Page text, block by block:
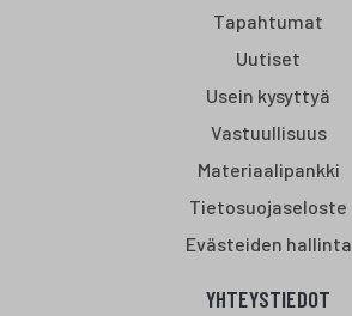
Tapahtumat
Uutiset
Usein kysyttyä
Vastuullisuus
Materiaalipankki
Tietosuojaseloste
Evästeiden hallinta
YHTEYSTIEDOT